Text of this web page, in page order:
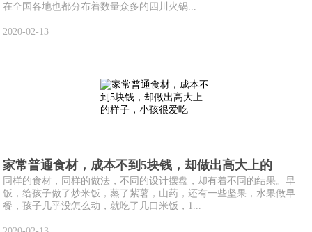
在全国各地也都分布着数量众多的四川火锅...
2020-02-13
家常普通食材，成本不到5块钱，却做出高大上的
同样的食材，同样的做法，不同的设计摆盘，却有着不同的结果。早
饭，给孩子做了炒米饭，蒸了紫薯，山药，还有一些坚果，水果做早
餐，孩子几乎没怎么动，就吃了几口米饭，1...